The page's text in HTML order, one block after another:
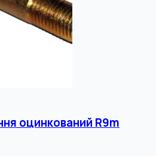
оцинкований R9m